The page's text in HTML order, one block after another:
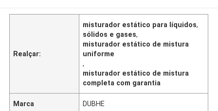
Realçar:
misturador estático para líquidos,
sólidos e gases,
misturador estático de mistura
uniforme
,
misturador estático de mistura
completa com garantia
Marca DUBHE